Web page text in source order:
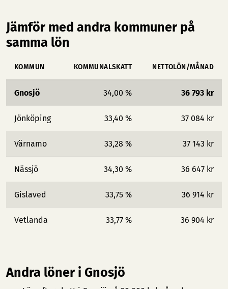
Jämför med andra kommuner på
samma lön
KOMMUN KOMMUNALSKATT NETTOLÖN/MÅNAD
Gnosjö 34,00 % 36 793 kr
Jönköping 33,40 % 37 084 kr
Värnamo 33,28 % 37 143 kr
Nässjö 34,30 % 36 647 kr
Gislaved 33,75 % 36 914 kr
Vetlanda 33,77 % 36 904 kr
Andra löner i Gnosjö